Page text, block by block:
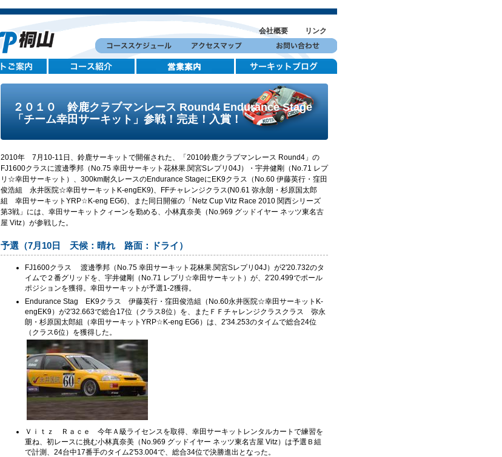
リンク
会社概要
２０１０ 鈴鹿クラブマンレース Round4 Endurance Stage
「チーム幸田サーキット」参戦！完走！入賞！
2010年 7月10-11日、鈴鹿サーキットで開催された、「2010鈴鹿クラブマンレース Round4」の
FJ1600クラスに渡邊季邦（No.75 幸田サーキット花林果.関宮Sレプリ04J）・宇井健剛（No.71 レプ
リ☆幸田サーキット）、300km耐久レースのEndurance StageにEK9クラス（No.60 伊藤英行・窪田
俊浩組 永井医院☆幸田サーキットK-engEK9)、FFチャレンジクラス(N0.61 弥永朗・杉原国太郎
組 幸田サーキットYRP☆K-eng EG6)、また同日開催の「Netz Cup Vitz Race 2010 関西シリーズ
第3戦」には、幸田サーキットクィーンを勤める、小林真奈美（No.969 グッドイヤー ネッツ東名古
屋 Vitz）が参戦した。
予選（7月10日 天候：晴れ 路面：ドライ）
FJ1600クラス 渡邊季邦（No.75 幸田サーキット花林果.関宮Sレプリ04J）が2′20.732のタ
イムで２番グリッドを、宇井健剛（No.71 レプリ☆幸田サーキット）が、2′20.499でポール
ポジションを獲得。幸田サーキットが予選1‐2獲得。
Endurance Stag EK9クラス 伊藤英行・窪田俊浩組（No.60永井医院☆幸田サーキットK-
engEK9）が2′32.663で総合17位（クラス8位）を、またＦＦチャレンジクラスクラス 弥永
朗・杉原国太郎組（幸田サーキットYRP☆K-eng EG6）は、2′34.253のタイムで総合24位
（クラス6位）を獲得した。
Ｖｉｔｚ Ｒａｃｅ 今年Ａ級ライセンスを取得、幸田サーキットレンタルカートで練習を
重ね、初レースに挑む小林真奈美（No.969 グッドイヤー ネッツ東名古屋 Vitz）は予選Ｂ組
で計測、24台中17番手のタイム2′53.004で、総合34位で決勝進出となった。